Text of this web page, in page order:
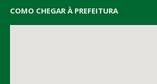
COMO CHEGAR À PREFEITURA